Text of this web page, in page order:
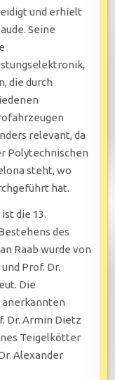
und erhielt
Seine
die durch
relevant, da
Polytechnischen
steht, wo
hat.
die 13.
des
Raab wurde von
Prof. Dr.
Die
anerkannten
Dr. Armin Dietz
Teigelkötter
Alexander